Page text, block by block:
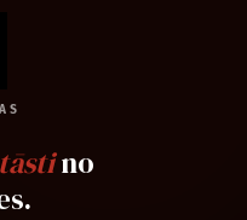
no